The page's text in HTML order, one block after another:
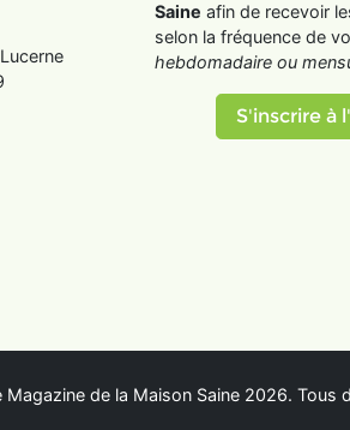
Saine afin de recevoir
selon la fréquence de
hebdomadaire ou
S'inscrire à
de la Maison Saine 2026. Tous